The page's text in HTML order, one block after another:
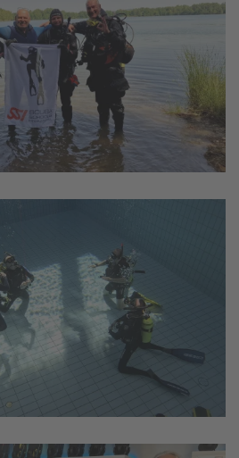
vergrößern
vergrößern